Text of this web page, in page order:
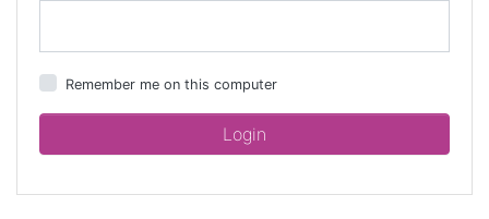
Remember me on this computer